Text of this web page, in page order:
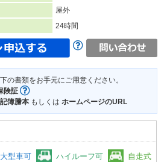
屋外
24時間
の書類をお手元にご用意ください。
険証
簿謄本 もしくは ホームページのURL
大型車可 ハイルーフ可 自走式